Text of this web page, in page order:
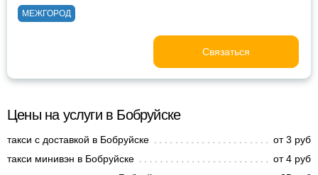
МЕЖГОРОД
Связаться
Цены на услуги в Бобруйске
такси с доставкой в Бобруйске
от 3 руб
такси минивэн в Бобруйске
от 4 руб